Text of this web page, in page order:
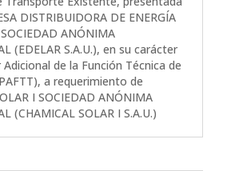
DISTRIBUIDORA DE ENERGÍA
ANÓNIMA
(EDELAR S.A.U.), en su carácter
de la Función Técnica de
a requerimiento de
I SOCIEDAD ANÓNIMA
(CHAMICAL SOLAR I S.A.U.)